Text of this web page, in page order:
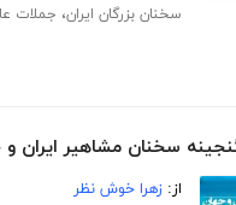
سخنان بزرگان ایران، جملات
سخنان مشاهیر ایران و
از:زهرا خوش نظر